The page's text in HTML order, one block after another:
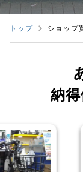
トップ ショップ
納